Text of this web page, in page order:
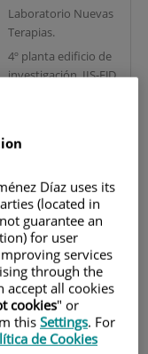
Laboratorio Nuevas
Terapias.
4º planta edificio de
investigación. IIS-FJD
Díaz.
2. 28040 Madrid
(España).
Palabras
clave
Rehabilitación
auditiva, Enfermedad
Díaz uses its
(located in
guarantee an
for user
services
through the
accept all cookies
cookies" or
this Settings. For
de Cookies